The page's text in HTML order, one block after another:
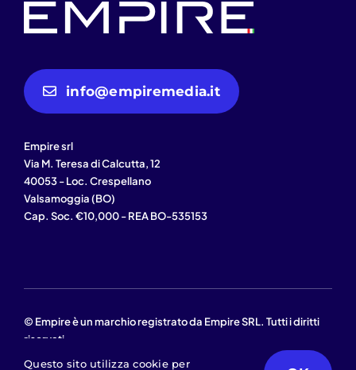
info@empiremedia.it
Empire srl
Via M. Teresa di Calcutta, 12
40053 - Loc. Crespellano
Valsamoggia (BO)
Cap. Soc. €10,000 - REA BO-535153
© Empire è un marchio registrato da Empire SRL. Tutti i diritti
riservati
Questo sito utilizza cookie per